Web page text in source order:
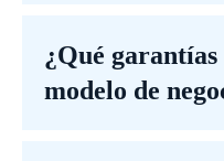
¿Qué garantías
modelo de